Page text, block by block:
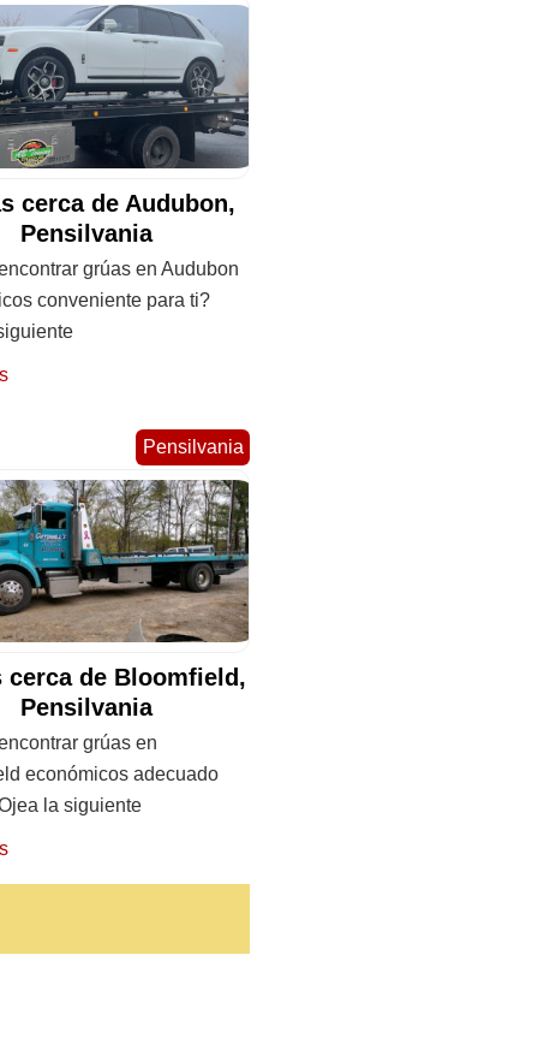
cerca de Audubon,
Pensilvania
grúas en Audubon
conveniente para ti?
Pensilvania
cerca de Bloomfield,
Pensilvania
grúas en
económicos adecuado
la siguiente